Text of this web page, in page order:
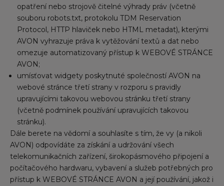
opatření nebo strojově čitelné výhrady práv (včetně
souboru robots.txt, protokolu TDM Reservation
Protocol, HTTP hlaviček nebo HTML metadat), kterými
AVON vyhrazuje práva k vytěžování textů a dat nebo
omezuje automatizovaný přístup k WEBOVÉ STRÁNCE
AVON;
umísťovat widgety poskytnuté společností AVON na
webové stránce třetí strany v rozporu s pravidly
upravujícími takovou webovou stránku třetí strany
(včetně podmínek používání upravujících takovou
stránku).
Dále berete na vědomí a souhlasíte s tím, že vy (a nikoli
AVON) odpovídáte za získání a udržování všech
telekomunikačních zařízení, širokopásmového připojení a
počítačového hardwaru, vybavení a služeb potřebných pro
přístup k WEBOVÉ STRÁNCE AVON a její používání, jakož i